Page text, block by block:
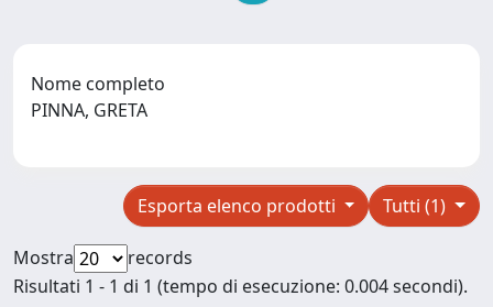
Nome completo
PINNA, GRETA
Tutti (1)
Esporta elenco prodotti
Mostra
records
Risultati 1 - 1 di 1 (tempo di esecuzione: 0.004 secondi).